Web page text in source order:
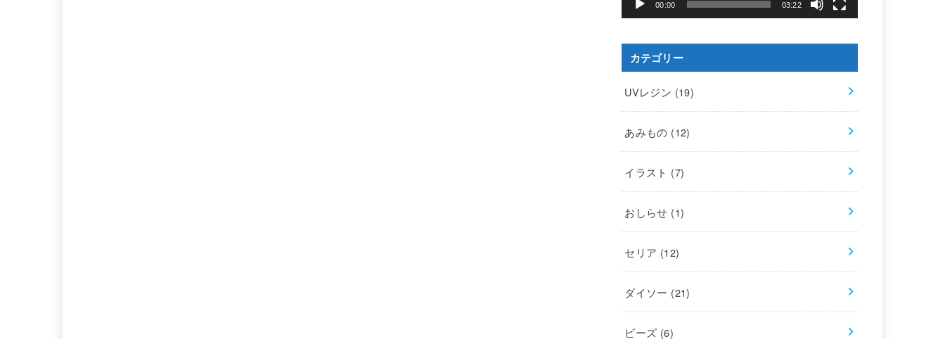
00:00 03:22
カテゴリー
UVレジン (19)
あみもの (12)
イラスト (7)
おしらせ (1)
セリア (12)
ダイソー (21)
ビーズ (6)